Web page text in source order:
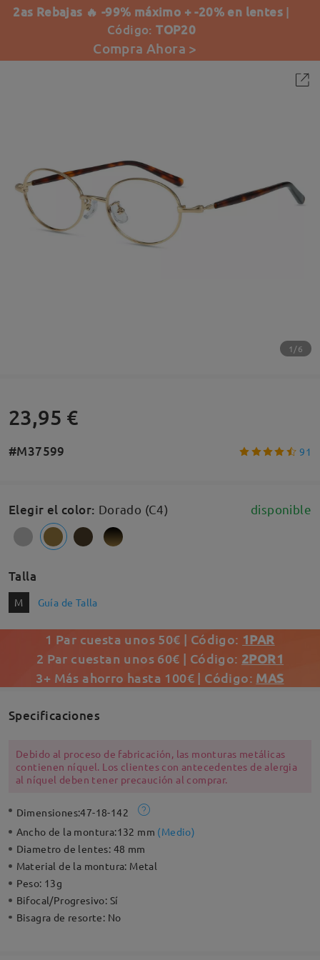
2as Rebajas 🔥 -99% máximo + -20% en lentes |
Código:TOP20
Compra Ahora >
1/6
23,95 €
#M37599 91
Elegir el color: Dorado (C4) disponible
Talla
M Guía de Talla
1 Par cuesta unos 50€ | Código: 1PAR
2 Par cuestan unos 60€ | Código: 2POR1
3+ Más ahorro hasta 100€ | Código: MAS
Specificaciones
Debido al proceso de fabricación, las monturas metálicas
contienen níquel. Los clientes con antecedentes de alergia
al níquel deben tener precaución al comprar.
Dimensiones:47-18-142
Ancho de la montura:132 mm (Medio)
Diametro de lentes: 48 mm
Material de la montura: Metal
Peso: 13g
Bifocal/Progresivo: Sí
Bisagra de resorte: No